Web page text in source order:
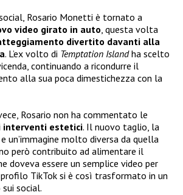
Rosario Monetti è tornato a
video girato in auto, questa volta
divertito davanti alla
. L’ex volto di Temptation Islandha scelto
continuando a ricondurre il
alla sua poca dimestichezza con la
Rosario non ha commentato le
interventi estetici. Il nuovo taglio, la
un’immagine molto diversa da quella
però contribuito ad alimentare il
doveva essere un semplice video per
TikTok si è così trasformato in un
social.